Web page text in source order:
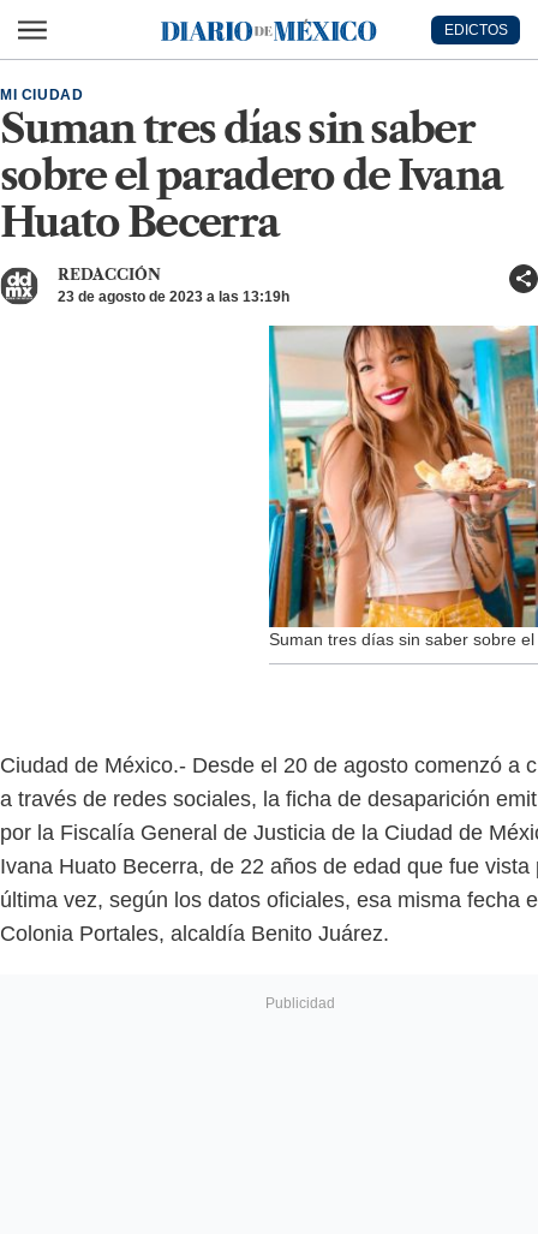
Diario de México
EDICTOS
Suman tres días sin saber
sobre el paradero de Ivana
Huato Becerra
MI CIUDAD
REDACCIÓN
23 de agosto de 2023 a las 13:19h
Suman tres días sin saber sobre
Ciudad de México.- Desde el 20 de agosto comenzó a
a través de redes sociales, la ficha de desaparición
por la Fiscalía General de Justicia de la Ciudad de
Ivana Huato Becerra, de 22 años de edad que fue vista
última vez, según los datos oficiales, esa misma fecha
Colonia Portales, alcaldía Benito Juárez.